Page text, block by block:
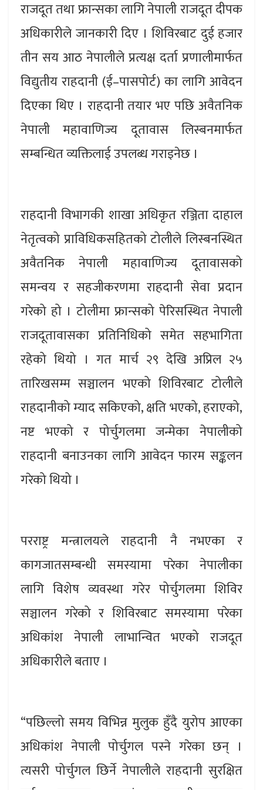
राजदूत तथा फ्रान्सका लागि नेपाली राजदूत दीपक
अधिकारीले जानकारी दिए । शिविरबाट दुई हजार
तीन सय आठ नेपालीले प्रत्यक्ष दर्ता प्रणालीमार्फत
विद्युतीय राहदानी (ई–पासपोर्ट) का लागि आवेदन
दिएका थिए । राहदानी तयार भए पछि अवैतनिक
नेपाली महावाणिज्य दूतावास लिस्बनमार्फत
सम्बन्धित व्यक्तिलाई उपलब्ध गराइनेछ ।
राहदानी विभागकी शाखा अधिकृत रञ्जिता दाहाल
नेतृत्वको प्राविधिकसहितको टोलीले लिस्बनस्थित
अवैतनिक नेपाली महावाणिज्य दूतावासको
समन्वय र सहजीकरणमा राहदानी सेवा प्रदान
गरेको हो । टोलीमा फ्रान्सको पेरिसस्थित नेपाली
राजदूतावासका प्रतिनिधिको समेत सहभागिता
रहेको थियो । गत मार्च २९ देखि अप्रिल २५
तारिखसम्म सञ्चालन भएको शिविरबाट टोलीले
राहदानीको म्याद सकिएको, क्षति भएको, हराएको,
नष्ट भएको र पोर्चुगलमा जन्मेका नेपालीको
राहदानी बनाउनका लागि आवेदन फारम सङ्कलन
गरेको थियो ।
परराष्ट्र मन्त्रालयले राहदानी नै नभएका र
कागजातसम्बन्धी समस्यामा परेका नेपालीका
लागि विशेष व्यवस्था गरेर पोर्चुगलमा शिविर
सञ्चालन गरेको र शिविरबाट समस्यामा परेका
अधिकांश नेपाली लाभान्वित भएको राजदूत
अधिकारीले बताए ।
“पछिल्लो समय विभिन्न मुलुक हुँदै युरोप आएका
अधिकांश नेपाली पोर्चुगल पस्ने गरेका छन् ।
त्यसरी पोर्चुगल छिर्ने नेपालीले राहदानी सुरक्षित